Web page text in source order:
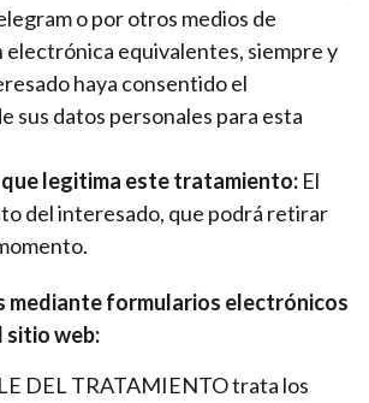
o por otros medios de
electrónica equivalentes, siempre y
haya consentido el
sus datos personales para esta
que legitima este tratamiento: El
del interesado, que podrá retirar
mediante formularios electrónicos
sitio web:
DEL TRATAMIENTO trata los